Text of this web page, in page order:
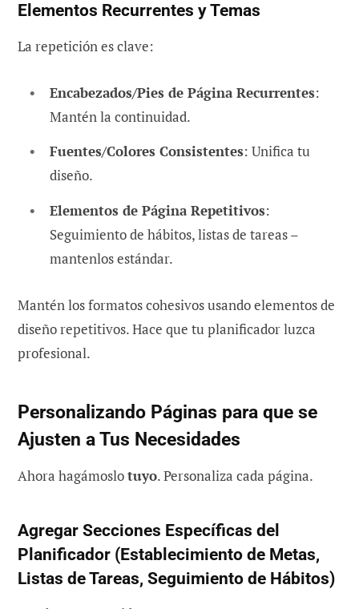
Elementos Recurrentes y Temas
La repetición es clave:
Encabezados/Pies de Página Recurrentes:
Mantén la continuidad.
Fuentes/Colores Consistentes: Unifica tu
diseño.
Elementos de Página Repetitivos:
Seguimiento de hábitos, listas de tareas –
mantenlos estándar.
Mantén los formatos cohesivos usando elementos de
diseño repetitivos. Hace que tu planificador luzca
profesional.
Personalizando Páginas para que se
Ajusten a Tus Necesidades
Ahora hagámoslotuyo. Personaliza cada página.
Agregar Secciones Específicas del
Planificador (Establecimiento de Metas,
Listas de Tareas, Seguimiento de Hábitos)